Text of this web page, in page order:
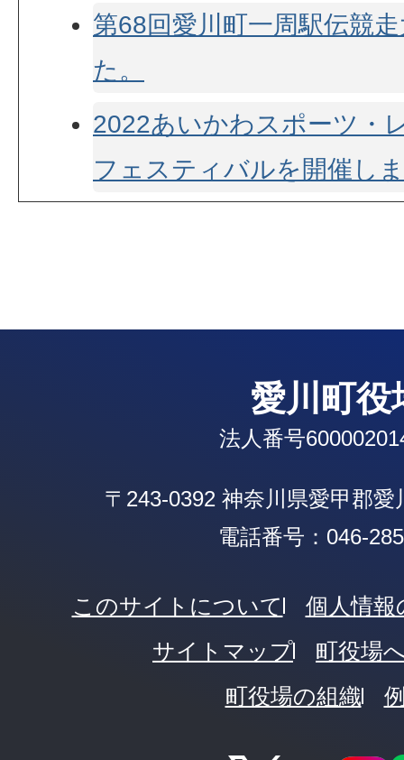
第68回愛川町一周駅伝競
た。
2022あいかわスポーツ・
フェスティバルを開催し
愛川町役
法人番号
〒243-0392 神奈川県愛甲郡愛
電話番号：046-
このサイトについて
個人情
サイトマップ
町役場
町役場の組織